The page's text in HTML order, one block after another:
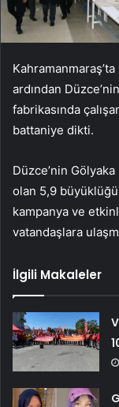
ardından
fabrikasında
battaniye dikti.
Düzce’nin
olan 5,9
kampanya ve
vatandaşlara
İlgili Makaleler